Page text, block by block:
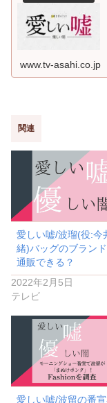
www.tv-asahi.co.jp
関連
愛しい嘘/波瑠(役:今
緒)バッグのブラン
通販できる？
2022年2月5日
テレビ
愛しい嘘/波留の番